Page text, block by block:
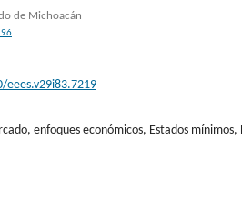
de Michoacán
enfoques económicos, Estados mínimos,